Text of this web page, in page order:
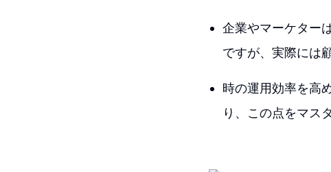
企業やマーケター
ですが、実際には
時の運用効率を高
り、この点をマス